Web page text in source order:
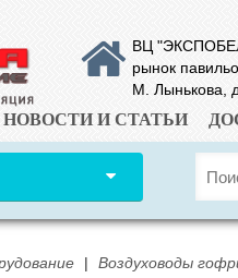
ВЦ
рынок
М. Лынькова,
НОВОСТИ И СТАТЬИ
| Воздуховоды